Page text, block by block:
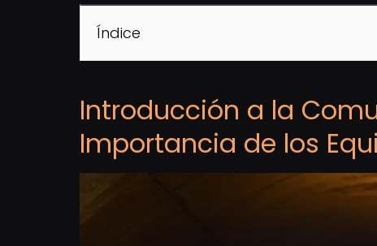
Índice
Introducción a la
Importancia de los